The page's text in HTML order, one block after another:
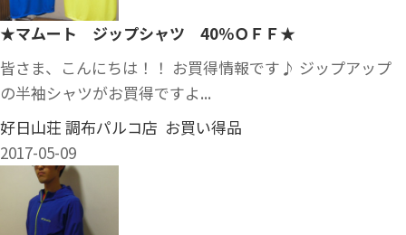
★マムート ジップシャツ 40％ＯＦＦ★
皆さま、こんにちは！！ お買得情報です♪ ジップアップ
の半袖シャツがお買得ですよ...
好日山荘 調布パルコ店 お買い得品
2017-05-09